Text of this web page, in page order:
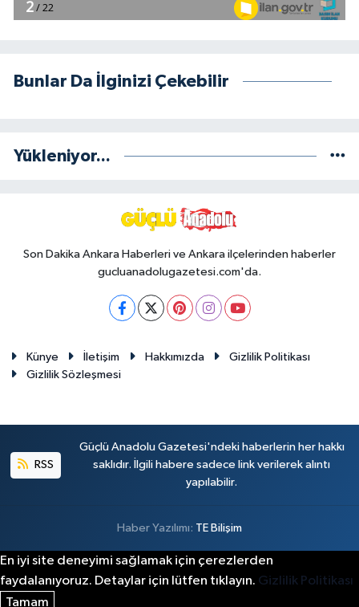
Bunlar Da İlginizi Çekebilir
Yükleniyor...
Son Dakika Ankara Haberleri ve Ankara ilçelerinden haberler
gucluanadolugazetesi.com'da.
Künye İletişim Hakkımızda
Gizlilik Politikası
Gizlilik Sözleşmesi
RSS
Güçlü Anadolu Gazetesi'ndeki haberlerin her hakkı
saklıdır. İlgili habere sadece link verilerek alıntı
yapılabilir.
Haber Yazılımı: TE Bilişim
En iyi site deneyimi sağlamak için çerezlerden
faydalanıyoruz. Detaylar için lütfen tıklayın. Gizlilik Politikası
Tamam